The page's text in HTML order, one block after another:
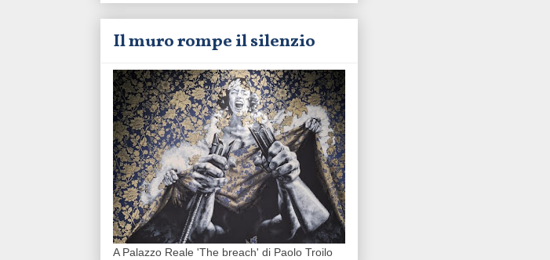
Il muro rompe il silenzio
A Palazzo Reale 'The breach' di Paolo Troilo